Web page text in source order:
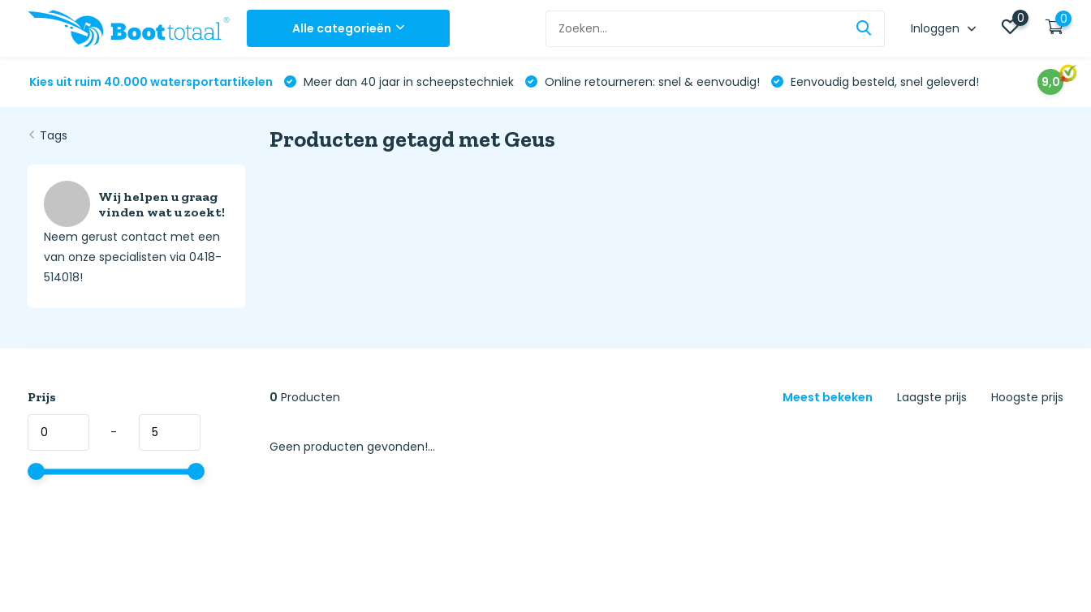
Alle categorieën Inloggen
0 0
Kies uit ruim 40.000 watersportartikelen Meer dan 40 jaar in scheepstechniek Online retourneren: snel & eenvoudig! Eenvoudig besteld, snel geleverd! 9,0
Tags
Wij helpen u graag
vinden wat u zoekt!
Neem gerust contact met een
van onze specialisten via 0418-
514018!
Producten getagd met Geus
Prijs
-
0 Producten Meest bekeken Laagste prijs Hoogste prijs
Geen producten gevonden!...